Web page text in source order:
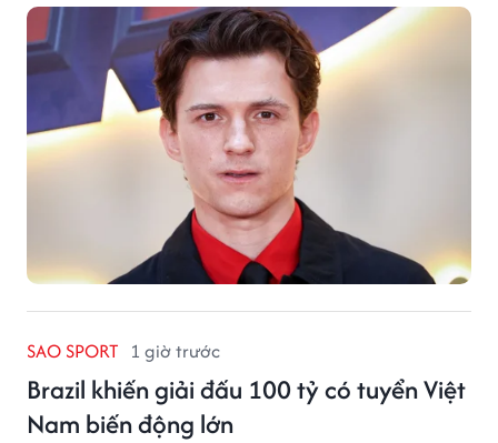
SAO SPORT 1 giờ trước
Brazil khiến giải đấu 100 tỷ có tuyển Việt
Nam biến động lớn